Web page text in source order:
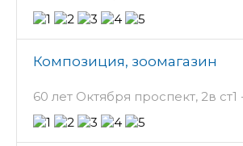
Композиция, зоомагазин
60 лет Октября проспект, 2в ст1